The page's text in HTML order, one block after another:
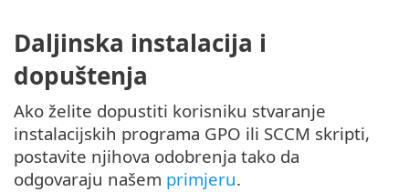
Daljinska instalacija i
dopuštenja
Ako želite dopustiti korisniku stvaranje
instalacijskih programa GPO ili SCCM skripti,
postavite njihova odobrenja tako da
odgovaraju našem primjeru.